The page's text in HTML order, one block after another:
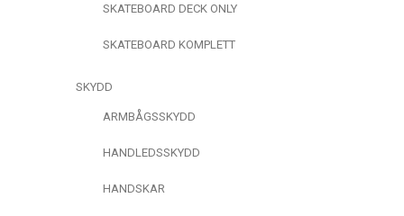
SKATEBOARD DECK ONLY
SKATEBOARD KOMPLETT
SKYDD
ARMBÅGSSKYDD
HANDLEDSSKYDD
HANDSKAR